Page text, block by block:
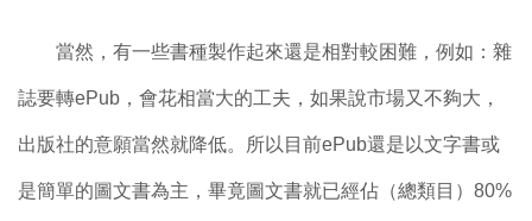
當然，有一些書種製作起來還是相對較困難，例如：雜
誌要轉ePub，會花相當大的工夫，如果說市場又不夠大，
出版社的意願當然就降低。所以目前ePub還是以文字書或
是簡單的圖文書為主，畢竟圖文書就已經佔（總類目）80%